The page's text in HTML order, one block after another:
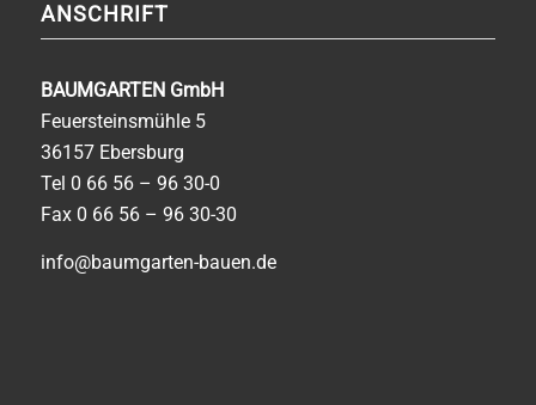
ANSCHRIFT
BAUMGARTEN GmbH
Feuersteinsmühle 5
36157 Ebersburg
Tel 0 66 56 – 96 30-0
Fax 0 66 56 – 96 30-30
info@baumgarten-bauen.de